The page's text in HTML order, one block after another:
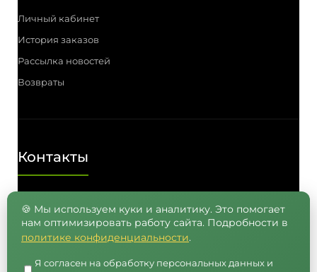
Личный кабинет
История заказов
Рассылка новостей
Возвраты
Контакты
8 (962) 050-05-65, 8 (965) 875-75-55
E-mail: info@semenavomske.ru
🍪 Мы используем куки и аналитику. Это помогает
нам оптимизировать работу сайта. Подробности в
политике конфиденциальности.
Я согласен на обработку персональных данных и